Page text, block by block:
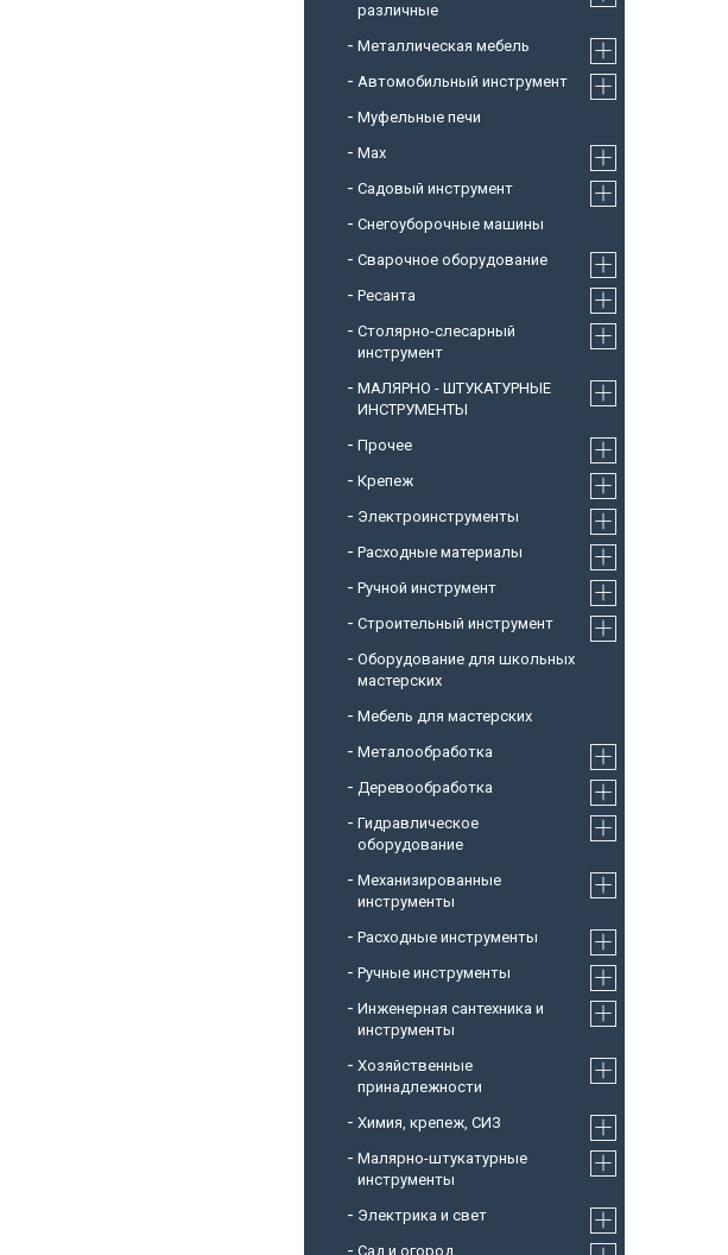
различные
Металлическая мебель
Автомобильный инструмент
Муфельные печи
Max
Садовый инструмент
Снегоуборочные машины
Cварочное оборудование
Ресанта
Столярно-слесарный
инструмент
МАЛЯРНО - ШТУКАТУРНЫЕ
ИНСТРУМЕНТЫ
Прочее
Крепеж
Электроинструменты
Расходные материалы
Ручной инструмент
Строительный инструмент
Оборудование для школьных
мастерских
Мебель для мастерских
Металообработка
Деревообработка
Гидравлическое
оборудование
Механизированные
инструменты
Расходные инструменты
Ручные инструменты
Инженерная сантехника и
инструменты
Хозяйственные
принадлежности
Химия, крепеж, СИЗ
Малярно-штукатурные
инструменты
Электрика и свет
Сад и огород